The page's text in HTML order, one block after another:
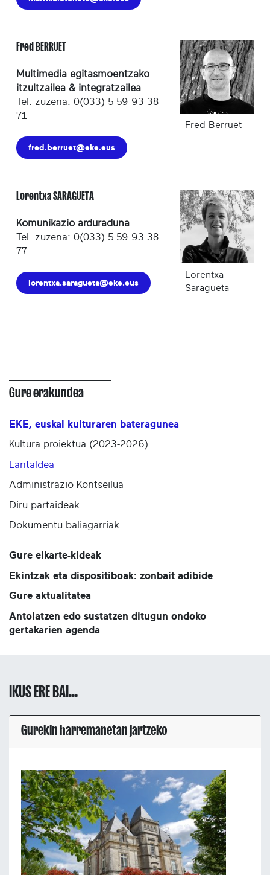
Fred BERRUET
Multimedia egitasmoentzako
itzultzailea & integratzailea
Tel. zuzena: 0(033) 5 59 93 38
71
fred.berruet@eke.eus
Fred Berruet
Lorentxa SARAGUETA
Komunikazio arduraduna
Tel. zuzena: 0(033) 5 59 93 38
77
lorentxa.saragueta@eke.eus
Lorentxa
Saragueta
Gure erakundea
EKE, euskal kulturaren bateragunea
Kultura proiektua (2023-2026)
Lantaldea
Administrazio Kontseilua
Diru partaideak
Dokumentu baliagarriak
Gure elkarte-kideak
Ekintzak eta dispositiboak: zonbait adibide
Gure aktualitatea
Antolatzen edo sustatzen ditugun ondoko
gertakarien agenda
IKUS ERE BAI...
Gurekin harremanetan jartzeko